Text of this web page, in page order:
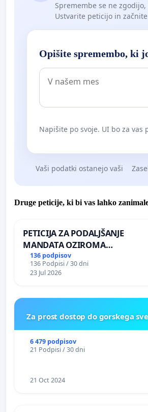
Spremembe se ne
Ustvarite peticijo in
Opišite spremembo, ki
Napišite po svoje. UI bo za
Vaši podatki ostanejo vaši
Druge peticije, ki bi vas lahko
PETICIJA ZA PODALJŠANJE
MANDATA OZIROMA
ČIMPREJŠNJO PONOVNO
NAPOTITEV GOSPODA
ŠRAJNERJA NA
136 podpisov
136 Podpisi / 30 dni
23 Jul 2026
Za prost dostop do gorskega
6 479 podpisov
21 Podpisi / 30 dni
21 Oct 2024